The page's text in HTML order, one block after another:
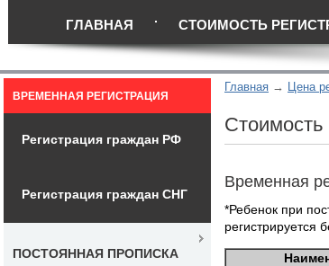
ГЛАВНАЯ СТОИМОСТЬ
Главная Цена
Стоимость
Временная
*Ребенок при
регистрируется
ВРЕМЕННАЯ РЕГИСТРАЦИЯ
Регистрация граждан РФ
Регистрация граждан СНГ
ПОСТОЯННАЯ ПРОПИСКА